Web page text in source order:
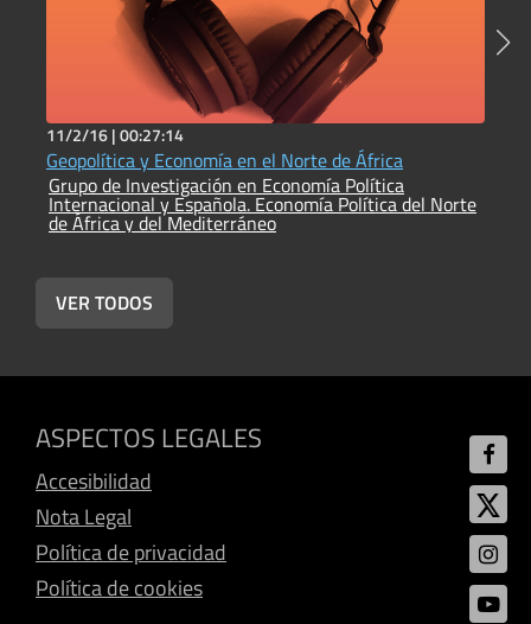
11/2/16 |00:27:14
Geopolítica y Economía en el Norte de África
Grupo de Investigación en Economía Política
Internacional y Española. Economía Política del Norte
de África y del Mediterráneo
VER TODOS
ASPECTOS LEGALES
Accesibilidad
Nota Legal
Política de privacidad
Política de cookies